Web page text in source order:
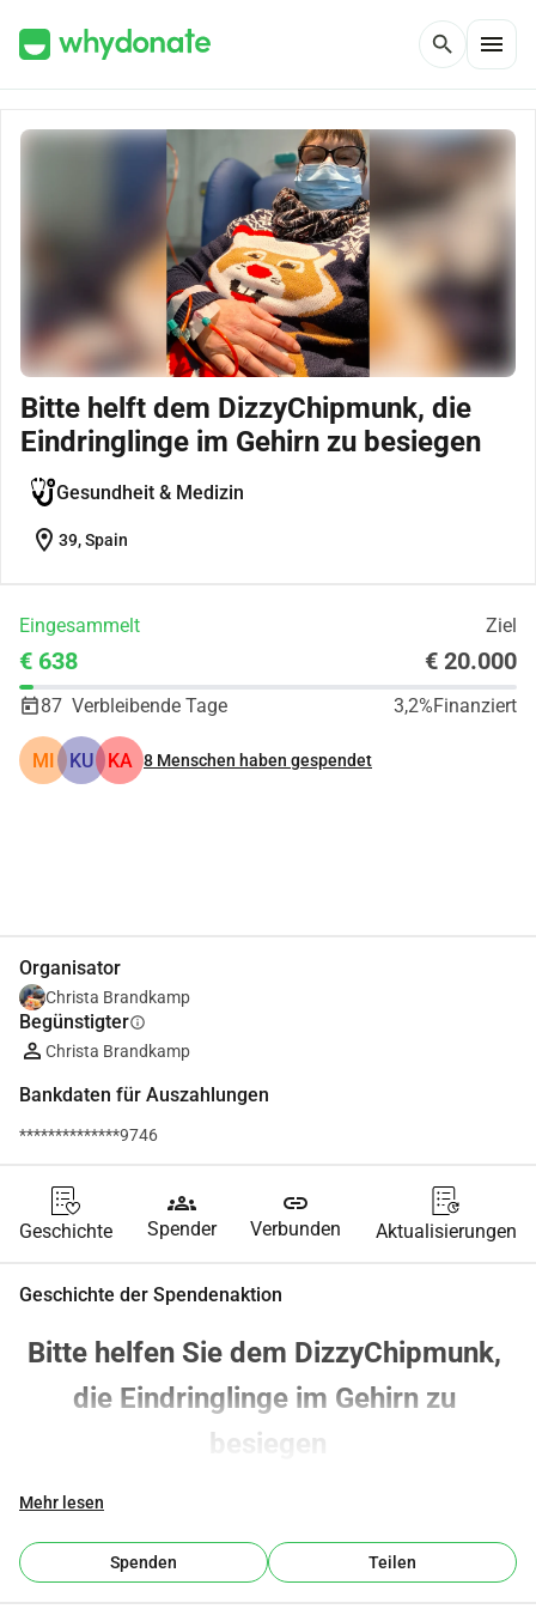
search menu
Bitte helft dem DizzyChipmunk, die
Eindringlinge im Gehirn zu besiegen
Gesundheit & Medizin
location_on 39, Spain
Eingesammelt Ziel
€ 638 € 20.000
87 Verbleibende Tage 3,2%Finanziert
MI KU KA 8 Menschen haben gespendet
Organisator
Christa Brandkamp
Begünstigterinfo
Christa Brandkamp
Bankdaten für Auszahlungen
**************9746
Geschichte
groups
Spender
link
Verbunden Aktualisierungen
Geschichte der Spendenaktion
Bitte helfen Sie dem DizzyChipmunk,
die Eindringlinge im Gehirn zu
besiegen
DizzyChipmunk (ein Pseudonym, das gleich Sinn machen
wird). Ich bin 61 Jahre alt und lebe an der schönen Costa
Blanca in Spanien mit meiner kleinen Katze, Rosa Rabbit.
Mehr lesen
Spenden Teilen